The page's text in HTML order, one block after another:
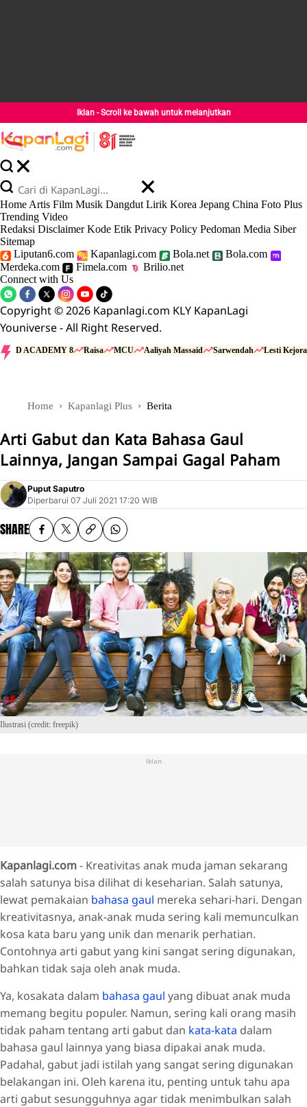
Iklan - Scroll ke bawah untuk melanjutkan
Home Artis Film Musik Dangdut Lirik Korea Jepang China Foto Plus
Trending Video
Redaksi Disclaimer Kode Etik Privacy Policy Pedoman Media Siber
Sitemap
Liputan6.com
Kapanlagi.com Bola.net
Bola.com
Merdeka.com
Fimela.com
Brilio.net
Connect with Us
Copyright © 2026 Kapanlagi.com KLY KapanLagi
Youniverse - All Right Reserved.
D ACADEMY 8 Raisa MCU Aaliyah Massaid Sarwendah Lesti Kejora
Home Kapanlagi Plus Berita
Arti Gabut dan Kata Bahasa Gaul
Lainnya, Jangan Sampai Gagal Paham
Puput Saputro
Diperbarui 07 Juli 2021 17:20 WIB
SHARE
Ilustrasi (credit: freepik)
Iklan
Kapanlagi.com- Kreativitas anak muda jaman sekarang
salah satunya bisa dilihat di keseharian. Salah satunya,
lewat pemakaian bahasa gaul mereka sehari-hari. Dengan
kreativitasnya, anak-anak muda sering kali memunculkan
kosa kata baru yang unik dan menarik perhatian.
Contohnya arti gabut yang kini sangat sering digunakan,
bahkan tidak saja oleh anak muda.
Ya, kosakata dalam bahasa gaul yang dibuat anak muda
memang begitu populer. Namun, sering kali orang masih
tidak paham tentang arti gabut dan kata-kata dalam
bahasa gaul lainnya yang biasa dipakai anak muda.
Padahal, gabut jadi istilah yang sangat sering digunakan
belakangan ini. Oleh karena itu, penting untuk tahu apa
arti gabut sesungguhnya agar tidak menimbulkan salah